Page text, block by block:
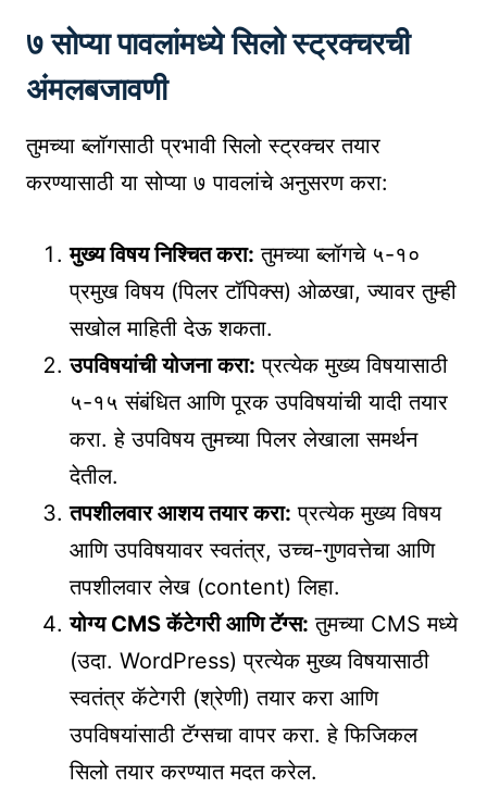
७ सोप्या पावलांमध्ये सिलो स्ट्रक्चरची
अंमलबजावणी
तुमच्या ब्लॉगसाठी प्रभावी सिलो स्ट्रक्चर तयार
करण्यासाठी या सोप्या ७ पावलांचे अनुसरण करा:
मुख्य विषय निश्चित करा: तुमच्या ब्लॉगचे ५-१०
प्रमुख विषय (पिलर टॉपिक्स) ओळखा, ज्यावर तुम्ही
सखोल माहिती देऊ शकता.
उपविषयांची योजना करा: प्रत्येक मुख्य विषयासाठी
५-१५ संबंधित आणि पूरक उपविषयांची यादी तयार
करा. हे उपविषय तुमच्या पिलर लेखाला समर्थन
देतील.
तपशीलवार आशय तयार करा: प्रत्येक मुख्य विषय
आणि उपविषयावर स्वतंत्र, उच्च-गुणवत्तेचा आणि
तपशीलवार लेख (content) लिहा.
योग्य CMS कॅटेगरी आणि टॅग्स: तुमच्या CMS मध्ये
(उदा. WordPress) प्रत्येक मुख्य विषयासाठी
स्वतंत्र कॅटेगरी (श्रेणी) तयार करा आणि
उपविषयांसाठी टॅग्सचा वापर करा. हे फिजिकल
सिलो तयार करण्यात मदत करेल.